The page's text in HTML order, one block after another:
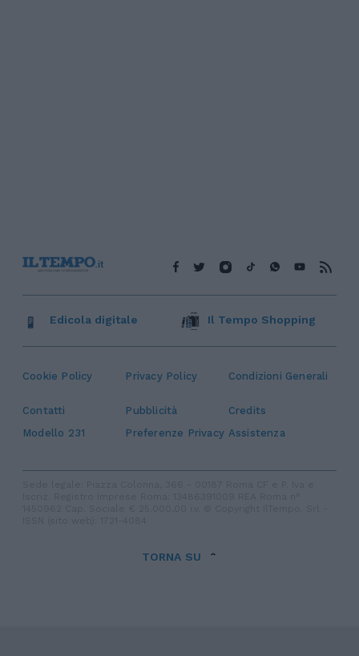
Cookie Policy Privacy Policy Condizioni Generali
Contatti Pubblicità
Credits
Modello 231
Preferenze Privacy Assistenza
Edicola digitale Il Tempo Shopping
TORNA SU